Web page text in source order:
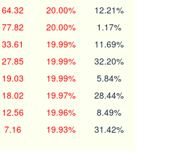
64.32 20.00% 12.21%
77.82 20.00% 1.17%
33.61 19.99% 11.69%
27.85 19.99% 32.20%
19.03 19.99% 5.84%
18.02 19.97% 28.44%
12.56 19.96% 8.49%
7.16 19.93% 31.42%